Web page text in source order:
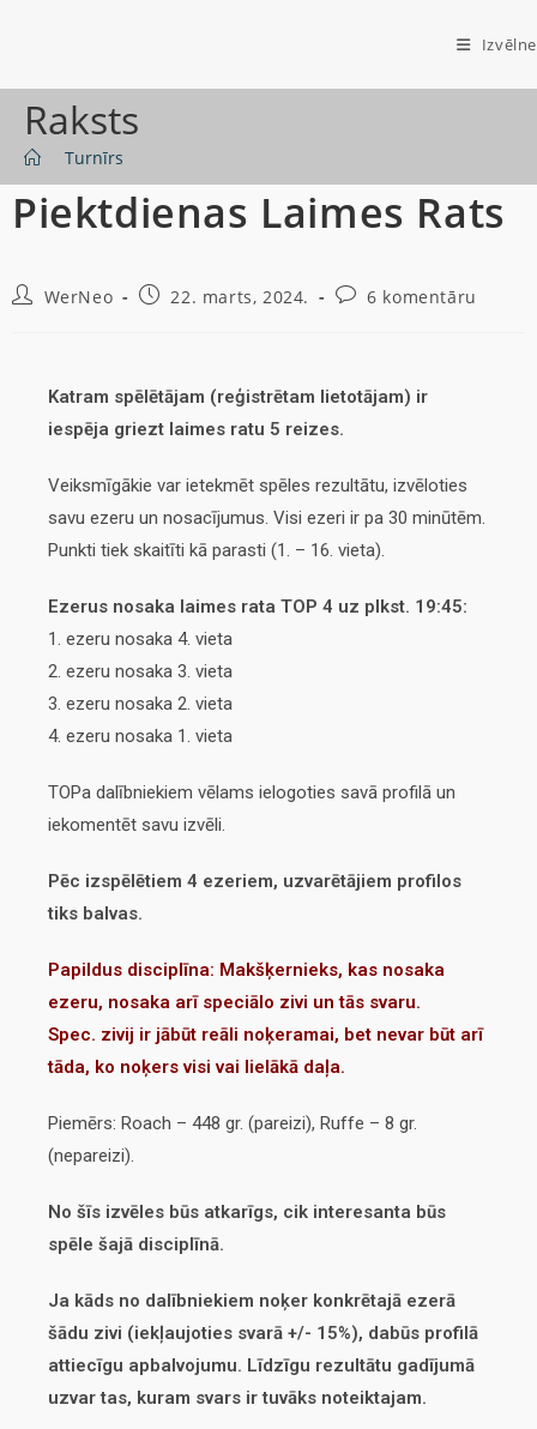
Izvēlne
Raksts
Turnīrs
Piektdienas Laimes Rats
WerNeo 22. marts, 2024. 6 komentāru
Katram spēlētājam (reģistrētam lietotājam) ir
iespēja griezt laimes ratu 5 reizes.
Veiksmīgākie var ietekmēt spēles rezultātu, izvēloties
savu ezeru un nosacījumus. Visi ezeri ir pa 30 minūtēm.
Punkti tiek skaitīti kā parasti (1. – 16. vieta).
Ezerus nosaka laimes rata TOP 4 uz plkst. 19:45:
1. ezeru nosaka 4. vieta
2. ezeru nosaka 3. vieta
3. ezeru nosaka 2. vieta
4. ezeru nosaka 1. vieta
TOPa dalībniekiem vēlams ielogoties savā profilā un
iekomentēt savu izvēli.
Pēc izspēlētiem 4 ezeriem, uzvarētājiem profilos
tiks balvas.
Papildus disciplīna: Makšķernieks, kas nosaka
ezeru, nosaka arī speciālo zivi un tās svaru.
Spec. zivij ir jābūt reāli noķeramai, bet nevar būt arī
tāda, ko noķers visi vai lielākā daļa.
Piemērs: Roach – 448 gr. (pareizi), Ruffe – 8 gr.
(nepareizi).
No šīs izvēles būs atkarīgs, cik interesanta būs
spēle šajā disciplīnā.
Ja kāds no dalībniekiem noķer konkrētajā ezerā
šādu zivi (iekļaujoties svarā +/- 15%), dabūs profilā
attiecīgu apbalvojumu. Līdzīgu rezultātu gadījumā
uzvar tas, kuram svars ir tuvāks noteiktajam.